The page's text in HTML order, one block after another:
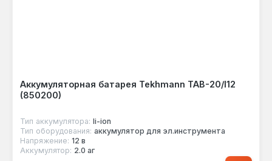
Аккумуляторная батарея Tekhmann TAB-20/I12
(850200)
Тип аккумулятора: li-ion
Тип оборудования: аккумулятор для эл.инструмента
Напряжение: 12 в
Аккумулятор: 2.0 аг